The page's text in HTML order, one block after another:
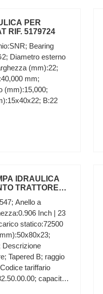
PER
RIF. 5179724
Bearing
Diametro esterno
(mm):22;
mm;
(mm):15,000;
B:22
IDRAULICA
TRATTORE
Anello a
Inch | 23
statico:72500
Descrizione
Tapered B; raggio
tariffario
capacità